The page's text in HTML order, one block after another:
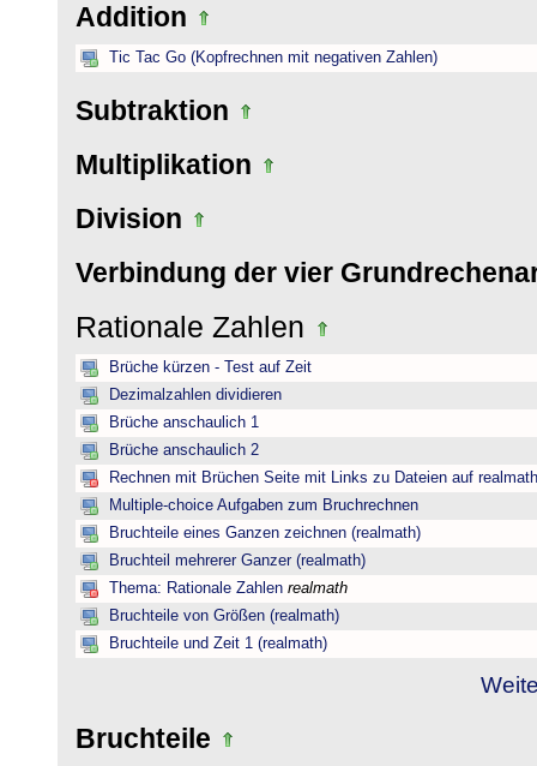
Addition
Tic Tac Go (Kopfrechnen mit negativen Zahlen)
Subtraktion
Multiplikation
Division
Verbindung der vier
Rationale Zahlen
Brüche kürzen - Test auf Zeit
Dezimalzahlen dividieren
Brüche anschaulich 1
Brüche anschaulich 2
Rechnen mit Brüchen Seite mit Links zu Dateien auf
Multiple-choice Aufgaben zum Bruchrechnen
Bruchteile eines Ganzen zeichnen (realmath)
Bruchteil mehrerer Ganzer (realmath)
Thema: Rationale Zahlen realmath
Bruchteile von Größen (realmath)
Bruchteile und Zeit 1 (realmath)
Bruchteile